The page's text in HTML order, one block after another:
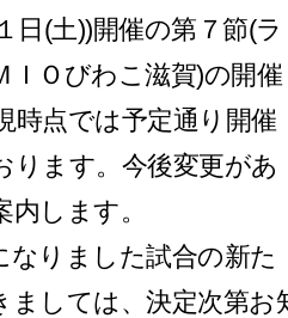
(土))開催の第７節(ラ
ＩＯびわこ滋賀)の開催
時点では予定通り開催
ります。今後変更があ
します。
りました試合の新た
ましては、決定次第お